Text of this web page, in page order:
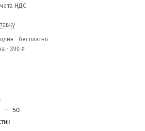
НДС
- бесплатно
- 390 ₽
— 50